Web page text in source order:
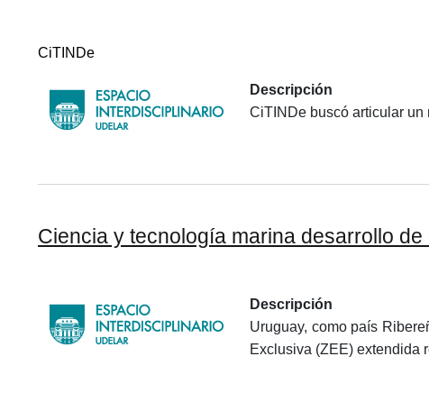
CiTINDe
Descripción
CiTINDe buscó articular
Ciencia y tecnología marina desarrollo
Descripción
Uruguay, como país
Exclusiva (ZEE) extendida